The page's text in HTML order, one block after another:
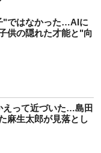
"ではなかった…AIに
供の隠れた才能と"向
えって近づいた…島田
麻生太郎が見落とし